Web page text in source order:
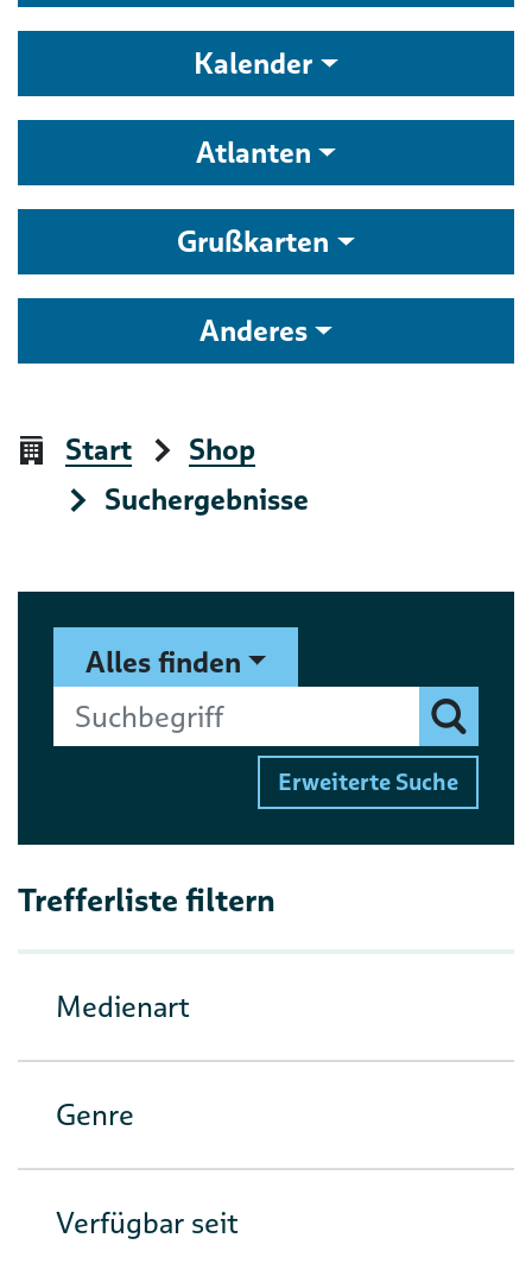
Kalender
Atlanten
Grußkarten
Anderes
Start
Shop
Suchergebnisse
Suchformular
Alles finden
Suchbegriff
Finden
Erweiterte Suche
Trefferliste filtern
Medienart
Genre
Verfügbar seit